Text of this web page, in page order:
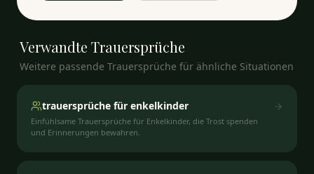
Verwandte Trauersprüche
Weitere passende Trauersprüche für ähnliche Situationen
trauersprüche für enkelkinder
Einfühlsame Trauersprüche für Enkelkinder, die Trost spenden
und Erinnerungen bewahren.